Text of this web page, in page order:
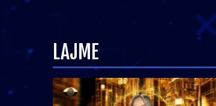
LAJME